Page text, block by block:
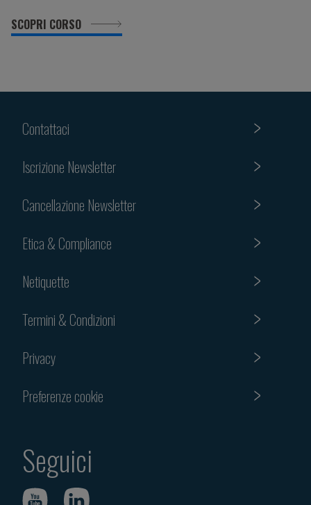
SCOPRI CORSO
Contattaci
Iscrizione Newsletter
Cancellazione Newsletter
Etica & Compliance
Netiquette
Termini & Condizioni
Privacy
Preferenze cookie
Seguici